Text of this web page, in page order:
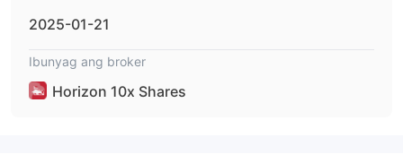
2025-01-21
Ibunyag ang broker
Horizon 10x Shares